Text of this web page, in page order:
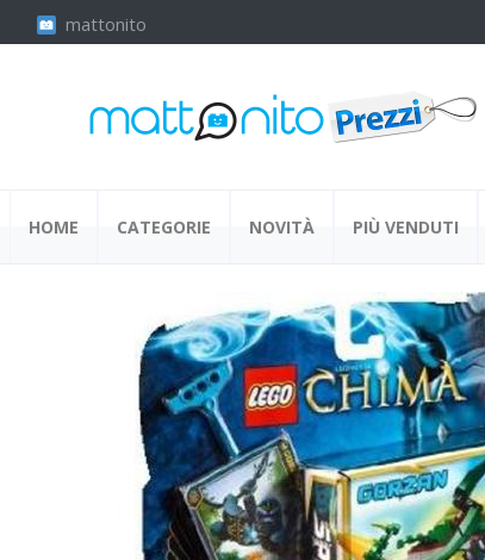
mattonito
HOME CATEGORIE NOVITÀ PIÙ VENDUTI